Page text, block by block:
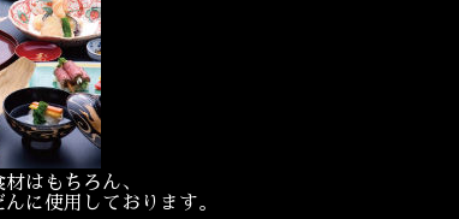
はもちろん、
に使用しております。